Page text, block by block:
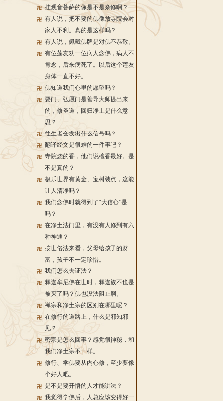
挂观音菩萨的像是不是杂修啊？
有人说，把不要的佛像放寺院会对
家人不利。真的是这样吗？
有人说，佩戴佛牌是对佛不恭敬。
有位莲友劝一位病人念佛，病人不
肯念，后来病死了。以后这个莲友
身体一直不好。
佛知道我们心里的愿望吗？
要门、弘愿门是善导大师提出来
的，修圣道，回归净土是什么意
思？
往生者会发出什么信号吗？
翻译经文是很难的一件事吧？
寺院烧的香，他们说檀香最好。是
不是真的？
极乐世界有黄金、宝树装点，这能
让人清净吗？
我们念佛时就得到了“大信心”是
吗？
在净土法门里，有没有人修到有六
种神通？
按世俗法来看，父母给孩子的财
富，孩子不一定珍惜。
我们怎么去证法？
释迦牟尼佛在世时，释迦族不也是
被灭了吗？佛也没法阻止啊。
禅宗和净土宗的区别在哪里呢？
在修行的道路上，什么是邪知邪
见？
密宗是怎么回事？感觉很神秘，和
我们净土宗不一样。
修行、学佛要从内心修，至少要像
个好人吧。
是不是要开悟的人才能讲法？
我觉得学佛后，人总应该变得好一